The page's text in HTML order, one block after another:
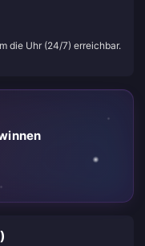
die Uhr (24/7) erreichbar.